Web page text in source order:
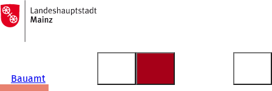
Inhalt anspringen
Zur
Startseite
Bauamt